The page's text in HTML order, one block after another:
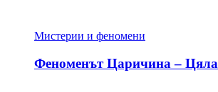
Мистерии и феномени
Феноменът Царичина –